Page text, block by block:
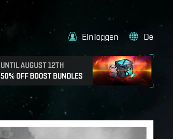
UNTIL AUGUST 12TH
50% OFF BOOST BUNDLES
Einloggen De